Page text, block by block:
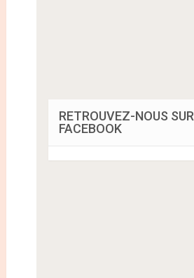
RETROUVEZ-NOUS SUR
FACEBOOK